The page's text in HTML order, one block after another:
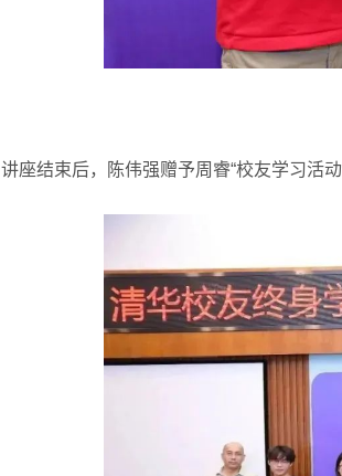
讲座结束后，陈伟强赠予周睿“校友学习活动